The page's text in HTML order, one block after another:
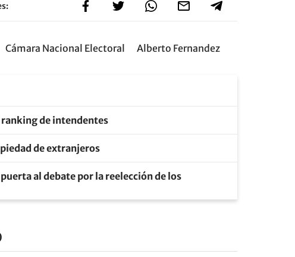
Cámara Nacional Electoral Alberto Fernandez
de intendentes
de extranjeros
al debate por la reelección de los